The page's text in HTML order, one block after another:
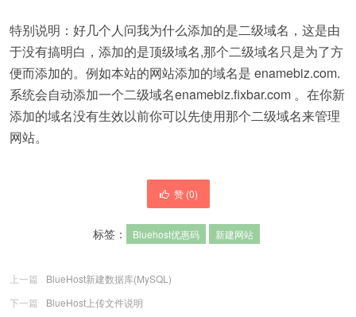
特别说明：好几个人问我为什么添加的是二级域名，这是由
于没有搞明白，添加的是顶级域名,那个二级域名只是为了方
便而添加的。例如本站的网站添加的域名是 enamebiz.com.
系统会自动添加一个二级域名enamebiz.fixbar.com 。在你新
添加的域名没有生效以前你可以先使用那个二级域名来管理
网站。
赞 (0)
标签： Bluehost优惠码 新建网站
上一篇
BlueHost新建数据库(MySQL)
下一篇
BlueHost上传文件说明